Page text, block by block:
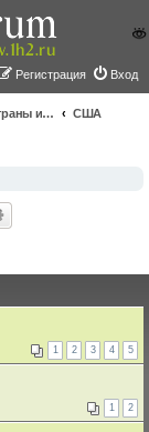
Вход
Регистрация
Другие страны и вопросы Шенгена
США
1 2 3 4 5
1 2